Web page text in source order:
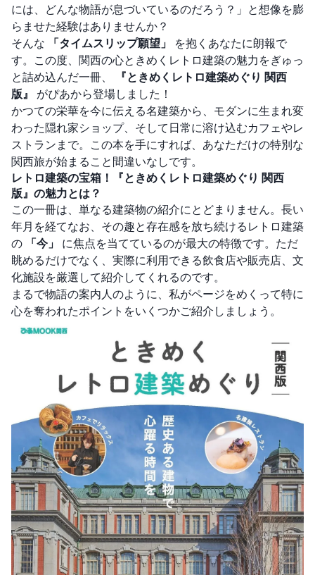
には、どんな物語が息づいているのだろう？」と想像を膨
らませた経験はありませんか？
そんな
「タイムスリップ願望」
を抱くあなたに朗報で
す。この度、関西の心ときめくレトロ建築の魅力をぎゅっ
と詰め込んだ一冊、
『ときめくレトロ建築めぐり 関西
版』
がぴあから登場しました！
かつての栄華を今に伝える名建築から、モダンに生まれ変
わった隠れ家ショップ、そして日常に溶け込むカフェやレ
ストランまで。この本を手にすれば、あなただけの特別な
関西旅が始まること間違いなしです。
レトロ建築の宝箱！『ときめくレトロ建築めぐり 関西
版』の魅力とは？
この一冊は、単なる建築物の紹介にとどまりません。長い
年月を経てなお、その趣と存在感を放ち続けるレトロ建築
の
「今」
に焦点を当てているのが最大の特徴です。ただ
眺めるだけでなく、実際に利用できる飲食店や販売店、文
化施設を厳選して紹介してくれるのです。
まるで物語の案内人のように、私がページをめくって特に
心を奪われたポイントをいくつかご紹介しましょう。